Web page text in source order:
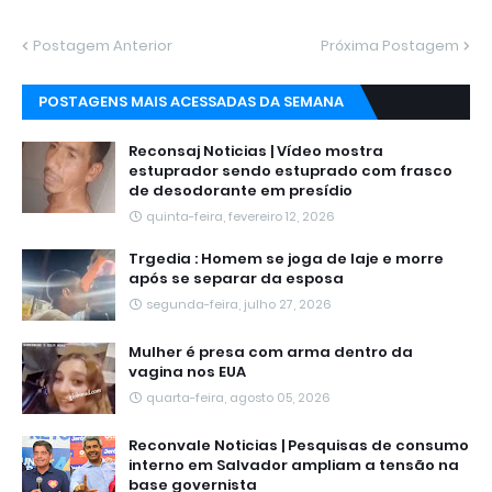
Postagem Anterior Próxima Postagem
POSTAGENS MAIS ACESSADAS DA SEMANA
Reconsaj Noticias | Vídeo mostra
estuprador sendo estuprado com frasco
de desodorante em presídio
quinta-feira, fevereiro 12, 2026
Trgedia : Homem se joga de laje e morre
após se separar da esposa
segunda-feira, julho 27, 2026
Mulher é presa com arma dentro da
vagina nos EUA
quarta-feira, agosto 05, 2026
Reconvale Noticias | Pesquisas de consumo
interno em Salvador ampliam a tensão na
base governista